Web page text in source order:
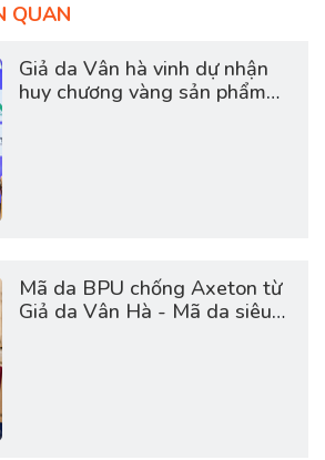
QUAN
Giả da Vân hà vinh dự nhận
huy chương vàng sản phẩm
Mã da BPU chống Axeton từ
Giả da Vân Hà - Mã da siêu